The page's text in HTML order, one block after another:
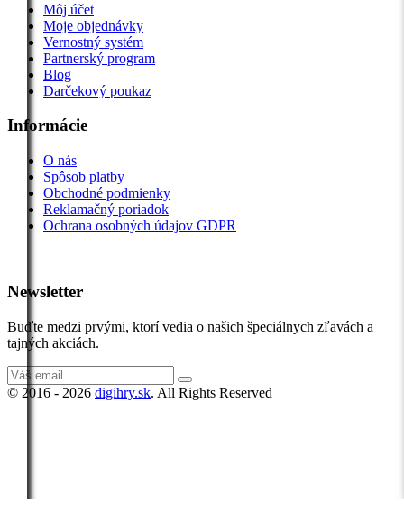
Môj účet
Moje objednávky
Vernostný systém
Partnerský program
Blog
Darčekový poukaz
Informácie
O nás
Spôsob platby
Obchodné podmienky
Reklamačný poriadok
Ochrana osobných údajov GDPR
Newsletter
Buďte medzi prvými, ktorí vedia o našich špeciálnych zľavách a
tajných akciách.
© 2016 - 2026 digihry.sk. All Rights Reserved